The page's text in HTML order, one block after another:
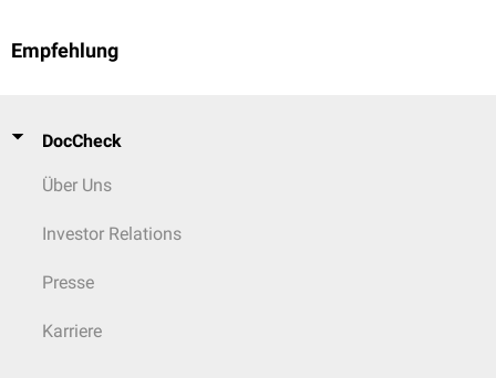
Empfehlung
DocCheck
Über Uns
Investor Relations
Presse
Karriere